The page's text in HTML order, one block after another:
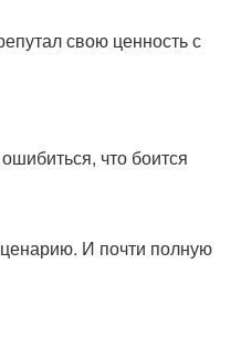
свою ценность с
что боится
И почти полную